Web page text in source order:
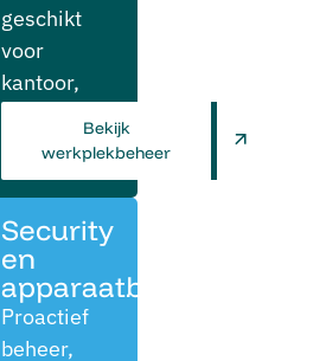
geschikt
voor
kantoor,
onderweg.
Bekijk
werkplekbeheer
Security
en
apparaatbeheer
Proactief
beheer,